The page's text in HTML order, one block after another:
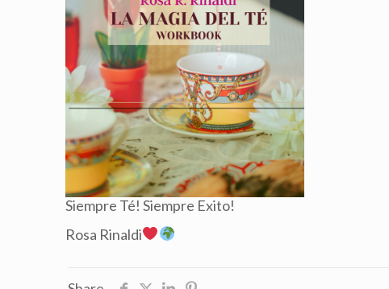
Siempre Té! Siempre Exito!
Rosa Rinaldi